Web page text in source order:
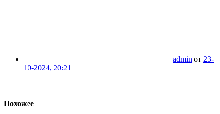
admin от 23-
10-2024, 20:21
Похожее